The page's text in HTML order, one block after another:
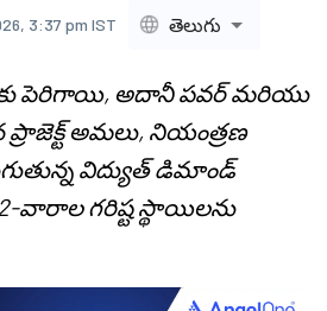
3:37 pm IST తెలుగు
పెరిగాయి, అదానీ పవర్ మరియు
అమలు, నియంత్రణ
విద్యుత్ డిమాండ్
వారాల గరిష్ట స్థాయిలను